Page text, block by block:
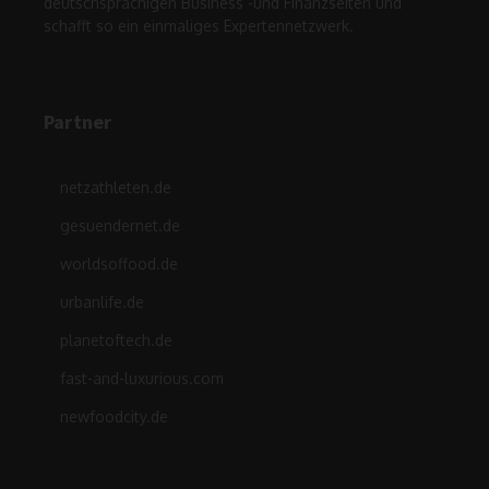
schafft so ein einmaliges Expertennetzwerk.
Partner
netzathleten.de
gesuendernet.de
worldsoffood.de
urbanlife.de
planetoftech.de
fast-and-luxurious.com
newfoodcity.de